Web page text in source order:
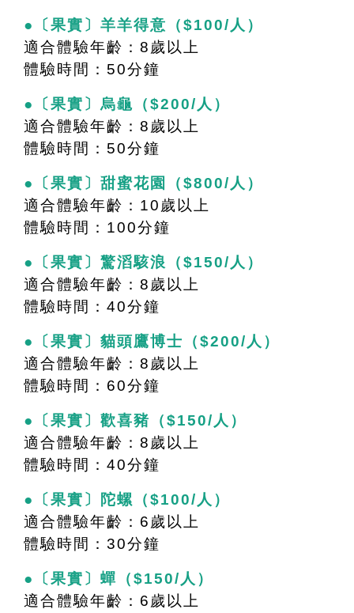
●〔果實〕羊羊得意（$100/人）
適合體驗年齡：8歲以上
體驗時間：50分鐘
●〔果實〕烏龜（$200/人）
適合體驗年齡：8歲以上
體驗時間：50分鐘
●〔果實〕甜蜜花園（$800/人）
適合體驗年齡：10歲以上
體驗時間：100分鐘
●〔果實〕驚滔駭浪（$150/人）
適合體驗年齡：8歲以上
體驗時間：40分鐘
●〔果實〕貓頭鷹博士（$200/人）
適合體驗年齡：8歲以上
體驗時間：60分鐘
●〔果實〕歡喜豬（$150/人）
適合體驗年齡：8歲以上
體驗時間：40分鐘
●〔果實〕陀螺（$100/人）
適合體驗年齡：6歲以上
體驗時間：30分鐘
●〔果實〕蟬（$150/人）
適合體驗年齡：6歲以上